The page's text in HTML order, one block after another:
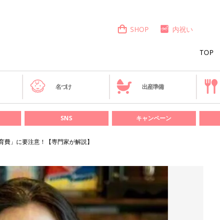
TOP
SHOP 内祝い
名づけ 出産準備
SNS キャンペーン
」に要注意！【専門家が解説】